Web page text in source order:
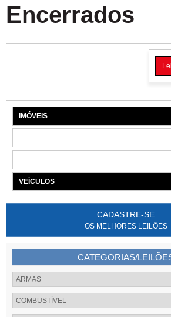
Encerrados
IMÓVEIS
VEÍCULOS
CADASTRE-SE
OS MELHORES LEILÕES
CATEGORIAS/
ARMAS
COMBUSTÍVEL